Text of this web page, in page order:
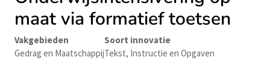
maat via formatief toetsen
Vakgebieden
Gedrag en Maatschappij
Soort innovatie
Tekst, Instructie en Opgaven